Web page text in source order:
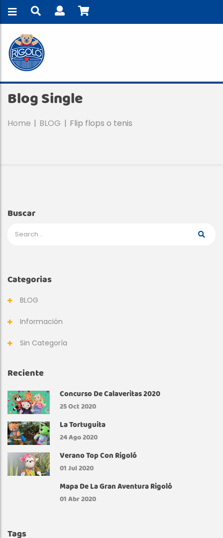
Blog Single
Home BLOG Flip flops o tenis
Buscar
Categorias
BLOG
Información
Sin Categoría
Reciente
Concurso De Calaveritas 2020
25Oct 2020
La Tortuguita
24Ago 2020
Verano Top Con Rigoló
01Jul 2020
Mapa De La Gran Aventura Rigoló
01Abr 2020
Tags